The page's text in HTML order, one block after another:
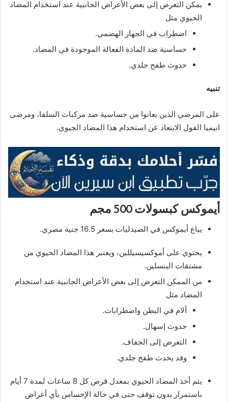
يمكن التعرض إلى بعض الأعراض الجانبية عند استخدام المضاد
الحيوي مثل
اضطراب في الجهاز الهضمي.
حساسية ضد المادة الفعالة الموجودة في المضاد.
حدوث طفح جلدي.
تنبيه
على المرضي الذين يعانوا من حساسية ضد مركبات السلفا، ومرضى
انيميا الفول الابتعاد عن استخدام هذا المضاد الحيوي.
أيموكس كبسولات 500 مجم
يباع أيموكس في الصيدليات بسعر 16.5 جنية مصري.
يحتوي على أموكسيسيللين، ويعتبر هذا المضاد الحيوي من
مشتقات البنسلين.
من الممكن التعرض إلى بعض الأعراض الجانبية عند استخدام
المضاد مثل
ألام في البطن واضطرابات.
حدوث إسهال.
التعرض إلى الجفاف.
وقد يحدث طفح جلدي.
يتم أخذ المضاد الحيوي بمعدل قرص كل 8 ساعات لمدة 7 أيام
باستمرار بدون توقف حتى في حالة الإحساس بأي أعراض